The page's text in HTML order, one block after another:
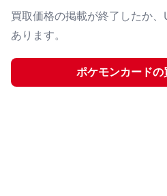
買取価格の掲載が終了したか
あります。
ポケモンカードの